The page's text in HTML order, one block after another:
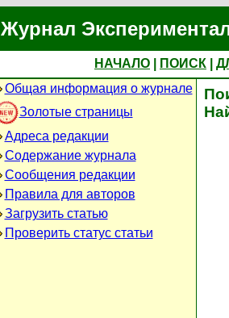
Журнал
НАЧАЛО ПОИСК
Общая информация о журнале
Золотые страницы
Адреса редакции
Содержание журнала
Сообщения редакции
Правила для авторов
Загрузить статью
Проверить статус статьи